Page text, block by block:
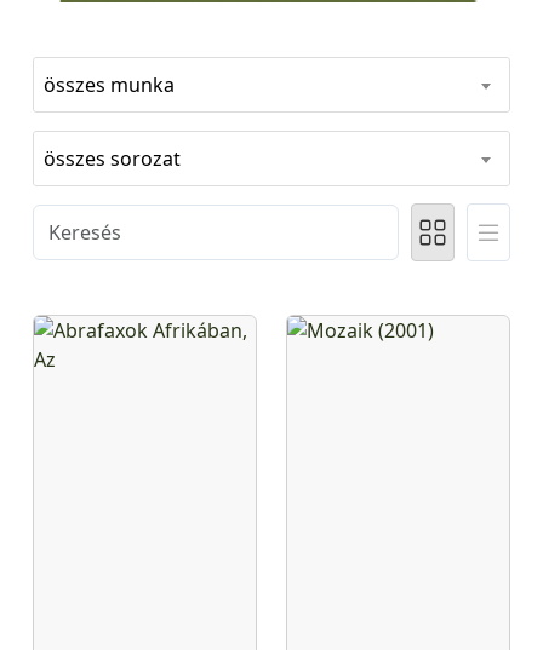
összes munka
összes sorozat